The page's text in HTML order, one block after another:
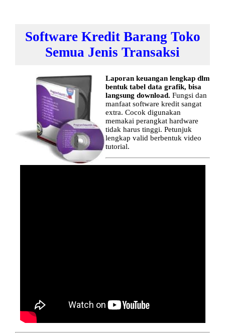
Software Kredit Barang Toko
Semua Jenis Transaksi
Laporan keuangan lengkap dlm
bentuk tabel data grafik, bisa
langsung download. Fungsi dan
manfaat software kredit sangat
extra. Cocok digunakan
memakai perangkat hardware
tidak harus tinggi. Petunjuk
lengkap valid berbentuk video
tutorial.